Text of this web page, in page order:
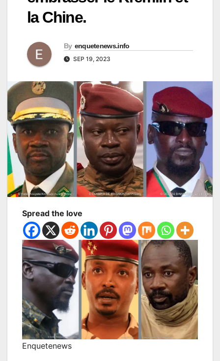
la Chine.
By enquetenews.info
SEP 19, 2023
Spread the love
Enquetenews